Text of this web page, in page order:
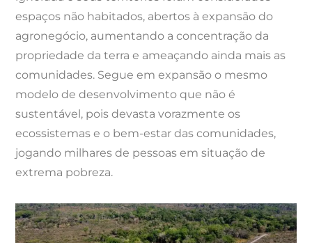
espaços não habitados, abertos à expansão do
agronegócio, aumentando a concentração da
propriedade da terra e ameaçando ainda mais as
comunidades. Segue em expansão o mesmo
modelo de desenvolvimento que não é
sustentável, pois devasta vorazmente os
ecossistemas e o bem-estar das comunidades,
jogando milhares de pessoas em situação de
extrema pobreza.